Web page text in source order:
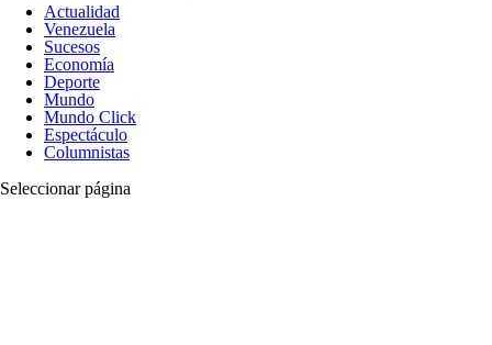
Actualidad
Venezuela
Sucesos
Economía
Deporte
Mundo
Mundo Click
Espectáculo
Columnistas
Seleccionar página